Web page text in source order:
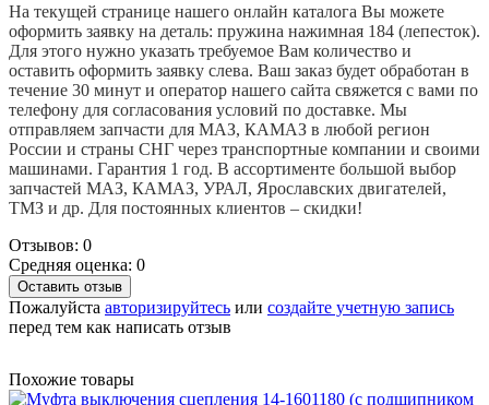
На текущей странице нашего онлайн каталога Вы можете
оформить заявку на деталь: пружина нажимная 184 (лепесток).
Для этого нужно указать требуемое Вам количество и
оставить оформить заявку слева. Ваш заказ будет обработан в
течение 30 минут и оператор нашего сайта свяжется с вами по
телефону для согласования условий по доставке. Мы
отправляем запчасти для МАЗ, КАМАЗ в любой регион
России и страны СНГ через транспортные компании и своими
машинами. Гарантия 1 год. В ассортименте большой выбор
запчастей МАЗ, КАМАЗ, УРАЛ, Ярославских двигателей,
ТМЗ и др. Для постоянных клиентов – скидки!
Отзывов: 0
Средняя оценка: 0
Оставить отзыв
Пожалуйста авторизируйтесь или создайте учетную запись
перед тем как написать отзыв
Похожие товары